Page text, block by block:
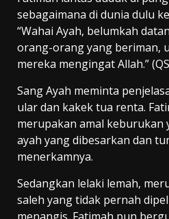
sebagaimana di dunia dulu
“Wahai Ayah, belumkah
orang-orang yang beriman,
mereka mengingat Allah.”
Sang Ayah meminta
ular dan kakek tua renta.
merupakan amal keburukan
ayah yang dibesarkan dan
menerkamnya.
Sedangkan lelaki lemah,
saleh yang tidak pernah